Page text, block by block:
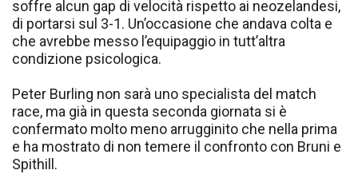
soffre alcun gap di velocità rispetto ai neozelandesi,
di portarsi sul 3-1. Un’occasione che andava colta e
che avrebbe messo l’equipaggio in tutt’altra
condizione psicologica.
Peter Burling non sarà uno specialista del match
race, ma già in questa seconda giornata si è
confermato molto meno arrugginito che nella prima
e ha mostrato di non temere il confronto con Bruni e
Spithill.